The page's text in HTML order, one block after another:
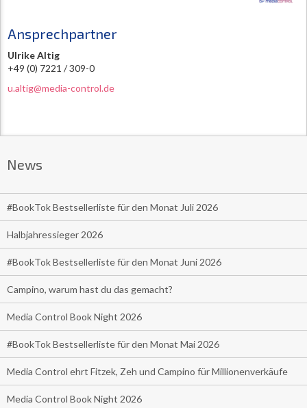
Ansprechpartner
Ulrike Altig
+49 (0) 7221 / 309-0
u.altig@media-control.de
News
#BookTok Bestsellerliste für den Monat Juli 2026
Halbjahressieger 2026
#BookTok Bestsellerliste für den Monat Juni 2026
Campino, warum hast du das gemacht?
Media Control Book Night 2026
#BookTok Bestsellerliste für den Monat Mai 2026
Media Control ehrt Fitzek, Zeh und Campino für Millionenverkäufe
Media Control Book Night 2026